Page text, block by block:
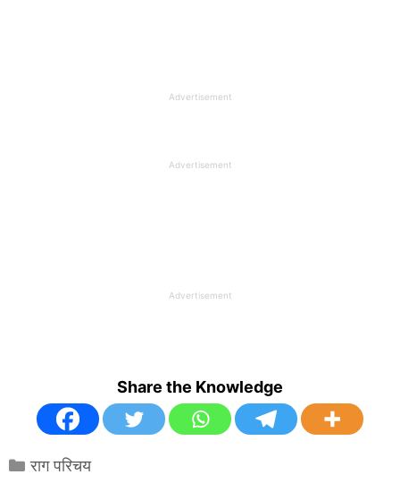
Advertisement
Advertisement
Advertisement
Share the Knowledge
Categories
राग परिचय